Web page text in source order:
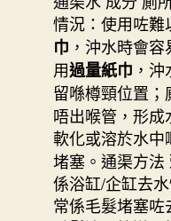
情況：使用咗
巾 ，沖水時會
用過量紙巾 ，
留喺樽頸位置；
唔出喉管，形
軟化或溶於水中
堵塞。通渠方法
係浴缸/企缸去
常係毛髮堵塞